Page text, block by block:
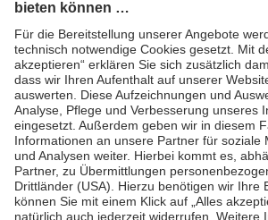
EYEPRO Schutzstufenrechner
Gebrauchsanleitungen
Häufige Fragen
CE